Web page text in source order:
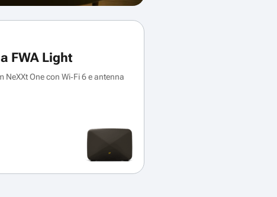
FWA Light
NeXXt One con Wi‑Fi 6 e antenna